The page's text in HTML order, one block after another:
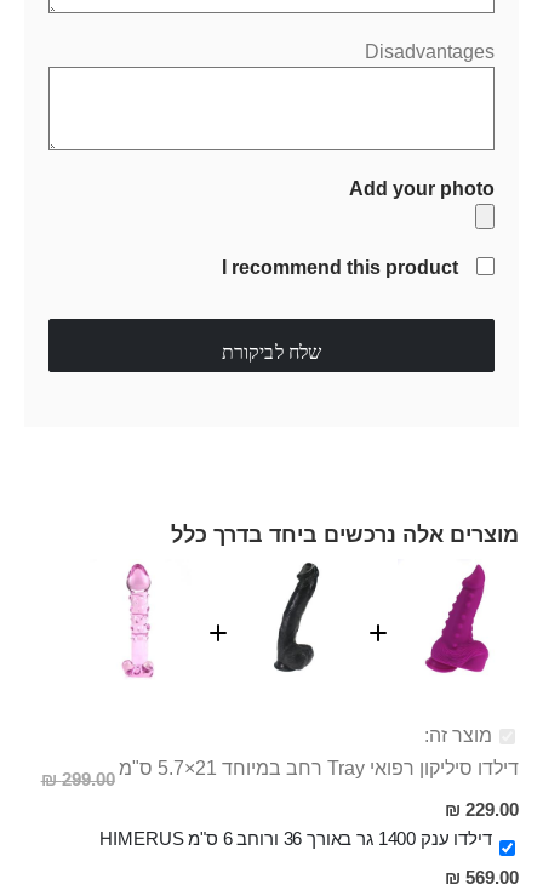
Disadvantages
Add your photo
I recommend this product
שלח לביקורת
מוצרים אלה נרכשים ביחד בדרך כלל
מוצר זה:
דילדו סיליקון רפואי Tray רחב במיוחד 21×5.7 ס"מ
299.00 ₪
מחיר
מבצע
229.00 ₪
דילדו ענק 1400 גר באורך 36 ורוחב 6 ס"מ HIMERUS
569.00 ₪